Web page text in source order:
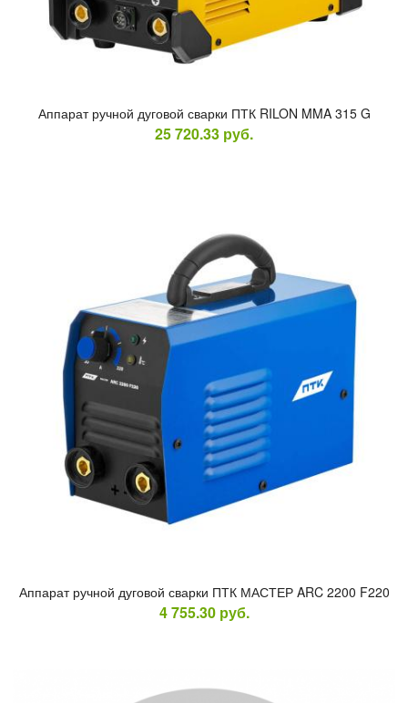
Ап­па­рат руч­ной ду­говой свар­ки ПТК RILON MMA 315 G
25 720.33 руб.
Ап­па­рат руч­ной ду­говой свар­ки ПТК МАС­ТЕР ARC 2200 F220
4 755.30 руб.